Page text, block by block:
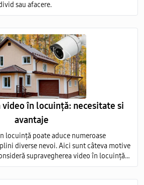
sau afacere.
video în locuință: necesitate si
avantaje
locuință poate aduce numeroase
diverse nevoi. Aici sunt câteva motive
supravegherea video în locuință
și avantajele asociate acestei practici